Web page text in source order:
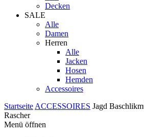
Decken
SALE
Alle
Damen
Herren
Alle
Jacken
Hosen
Hemden
Accessoires
Startseite ACCESSOIRES Jagd
Rascher
Menü öffnen